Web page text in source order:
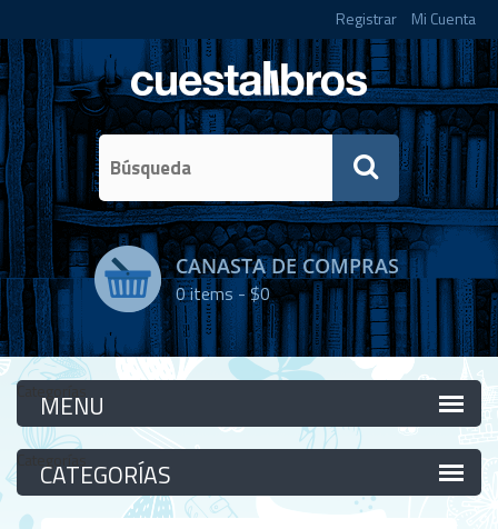
Registrar Mi Cuenta
CANASTA DE COMPRAS
0items -$0
Categorías
Categorías